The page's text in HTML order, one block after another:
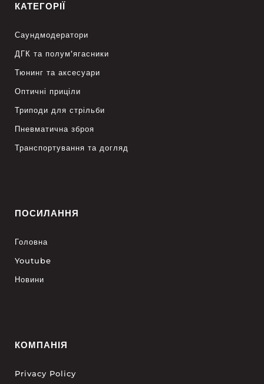
КАТЕГОРІЇ
Саундмодератори
ДГК та полум’ягасники
Тюнинг та аксесуари
Оптичні приціли
Триподи для стрільби
Пневматична зброя
Транспортування та догляд
ПОСИЛАННЯ
Головна
Youtube
Новини
КОМПАНІЯ
Privacy Policy